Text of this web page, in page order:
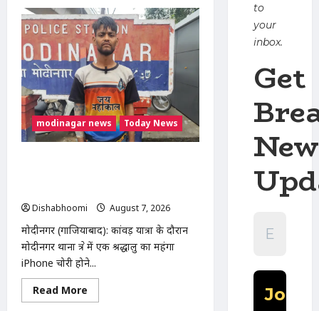
मोदीनगर
में
कांवड़िए
को
अज्ञात
वाहन
ने
मारी
टक्कर,
एक
पैर
फ्रैक्चर;
गाजियाबाद
रेफर
modinagar news Today News
Dishabhoomi
August 7, 2026
मोदीनगर (गाजियाबाद): कांवड़ यात्रा के दौरान
मोदीनगर थाना क्षेत्र में एक श्रद्धालु का महंगा
iPhone चोरी होने...
Read More
more
to
your
inbox.
Get